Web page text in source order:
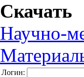
Скачать
Научно-
Логин: